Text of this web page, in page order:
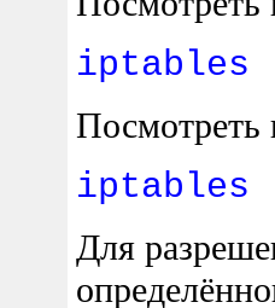
iptables
Посмотреть
iptables
Для